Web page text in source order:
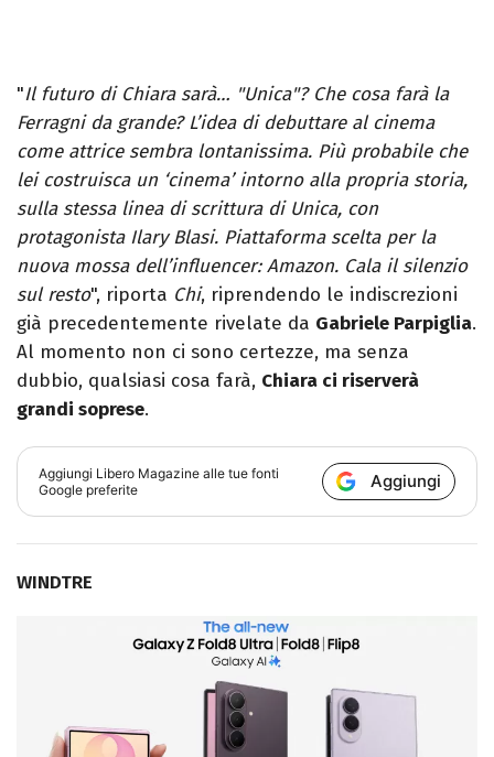
"Il futuro di Chiara sarà… "Unica"? Che cosa farà la
Ferragni da grande? L’idea di debuttare al cinema
come attrice sembra lontanissima. Più probabile che
lei costruisca un ‘cinema’ intorno alla propria storia,
sulla stessa linea di scrittura di Unica, con
protagonista Ilary Blasi. Piattaforma scelta per la
nuova mossa dell’influencer: Amazon. Cala il silenzio
sul resto", riporta Chi, riprendendo le indiscrezioni
già precedentemente rivelate da Gabriele Parpiglia.
Al momento non ci sono certezze, ma senza
dubbio, qualsiasi cosa farà, Chiara ci riserverà
grandi soprese.
Aggiungi Libero Magazine alle tue fonti
Google preferite
Aggiungi
WINDTRE